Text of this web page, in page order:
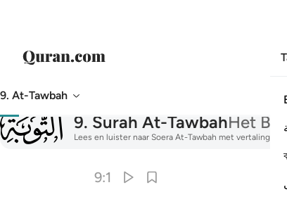
9. At-Tawbah
9. Surah At-TawbahHet
Lees en luister naar Soera At-Tawbah met vertaling,
9:1